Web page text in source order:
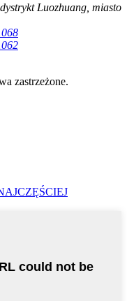
Luozhuang, miasto
zastrzeżone.